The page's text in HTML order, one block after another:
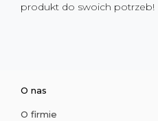
produkt do swoich potrzeb!
O nas
O firmie